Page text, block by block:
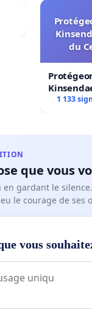
du
Centre
1 133
que vous
en gardant le silence.
le courage de ses
vous